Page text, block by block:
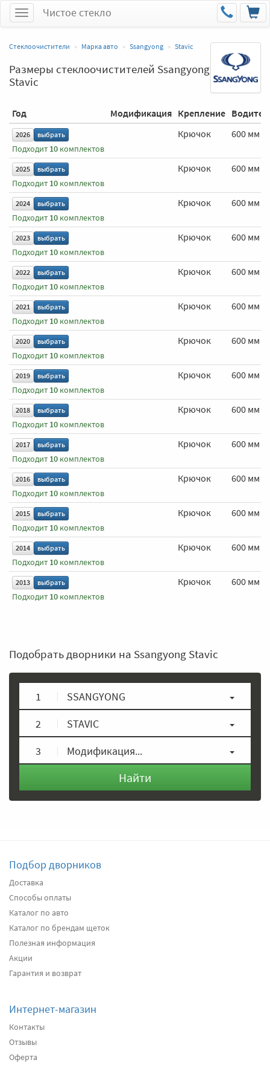
МенюЧистое стекло
Стеклоочистители Марка авто Ssangyong Stavic
Размеры стеклоочистителей Ssangyong
Stavic
Год Модификация Крепление
2026 выбрать
Подходит 10 комплектов
Крючок 600 мм
2025 выбрать
Подходит 10 комплектов
Крючок 600 мм
2024 выбрать
Подходит 10 комплектов
Крючок 600 мм
2023 выбрать
Подходит 10 комплектов
Крючок 600 мм
2022 выбрать
Подходит 10 комплектов
Крючок 600 мм
2021 выбрать
Подходит 10 комплектов
Крючок 600 мм
2020 выбрать
Подходит 10 комплектов
Крючок 600 мм
2019 выбрать
Подходит 10 комплектов
Крючок 600 мм
2018 выбрать
Подходит 10 комплектов
Крючок 600 мм
2017 выбрать
Подходит 10 комплектов
Крючок 600 мм
2016 выбрать
Подходит 10 комплектов
Крючок 600 мм
2015 выбрать
Подходит 10 комплектов
Крючок 600 мм
2014 выбрать
Подходит 10 комплектов
Крючок 600 мм
2013 выбрать
Подходит 10 комплектов
Крючок 600 мм
Подобрать дворники на Ssangyong Stavic
1
SSANGYONG
2
STAVIC
3
Модификация...
Найти
Подбор дворников
Доставка
Способы оплаты
Каталог по авто
Каталог по брендам щеток
Полезная информация
Акции
Гарантия и возврат
Интернет-магазин
Контакты
Отзывы
Оферта